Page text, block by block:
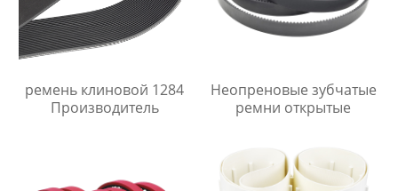
ремень клиновой 1284
Производитель
Неопреновые зубчатые
ремни открытые